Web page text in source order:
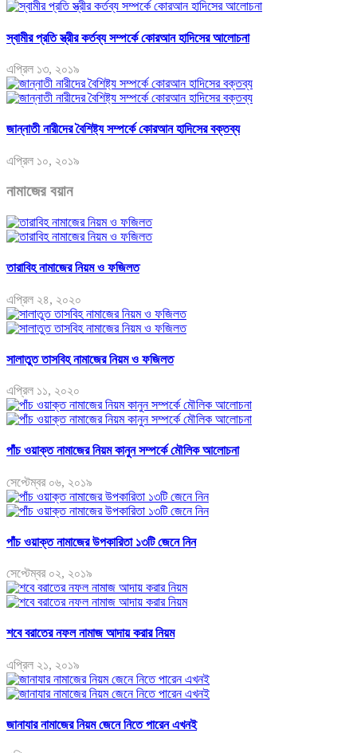
স্বামীর প্রতি স্ত্রীর কর্তব্য সম্পর্কে কোরআন হাদিসের আলোচনা
এপ্রিল ১৩, ২০১৯
জান্নাতী নারীদের বৈশিষ্ট্য সম্পর্কে কোরআন হাদিসের বক্তব্য
এপ্রিল ১০, ২০১৯
নামাজের বয়ান
তারাবিহ নামাজের নিয়ম ও ফজিলত
এপ্রিল ২৪, ২০২০
সালাতুত তাসবিহ নামাজের নিয়ম ও ফজিলত
এপ্রিল ১১, ২০২০
পাঁচ ওয়াক্ত নামাজের নিয়ম কানুন সম্পর্কে মৌলিক আলোচনা
সেপ্টেম্বর ০৬, ২০১৯
পাঁচ ওয়াক্ত নামাজের উপকারিতা ১৩টি জেনে নিন
সেপ্টেম্বর ০২, ২০১৯
শবে বরাতের নফল নামাজ আদায় করার নিয়ম
এপ্রিল ২১, ২০১৯
জানাযার নামাজের নিয়ম জেনে নিতে পারেন এখনই